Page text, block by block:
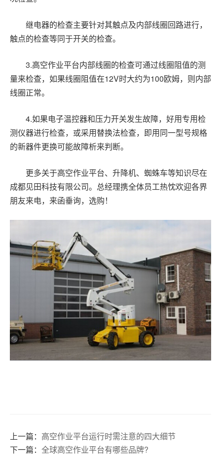
继电器的检查主要针对其触点及内部线圈回路进行，
触点的检查等同于开关的检查。
3.高空作业平台内部线圈的检查可通过线圈阻值的测
量来检查，如果线圈阻值在12V时大约为100欧姆，则内部
线圈正常。
4.如果电子温控器和压力开关发生故障，好用专用检
测仪器进行检查，或采用替换法检查，即用同一型号规格
的新器件更换可能故障析来判断。
更多关于高空作业平台、升降机、蜘蛛车等知识尽在
成都见田科技有限公司。总经理携全体员工热忱欢迎各界
朋友来电，来函垂询，选购！
上一篇： 高空作业平台运行时需注意的四大细节
下一篇： 全球高空作业平台有哪些品牌?